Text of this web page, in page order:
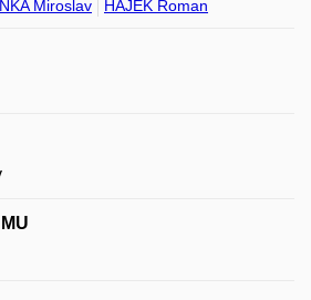
Miroslav HÁJEK Roman